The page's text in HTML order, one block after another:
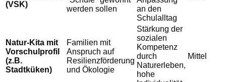
(VSK)
werden sollen
an den
Schulalltag
Natur-Kita mit
Vorschulprofil
(z.B.
Stadtküken)
Familien mit
Anspruch auf
Resilienzförderung
und Ökologie
Stärkung der
sozialen
Kompetenz
durch
Naturerleben,
hohe
Mittel